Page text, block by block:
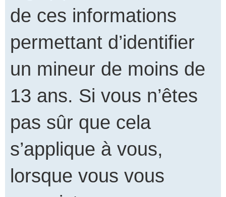
de ces informations
permettant d’identifier
un mineur de moins de
13 ans. Si vous n’êtes
pas sûr que cela
s’applique à vous,
lorsque vous vous